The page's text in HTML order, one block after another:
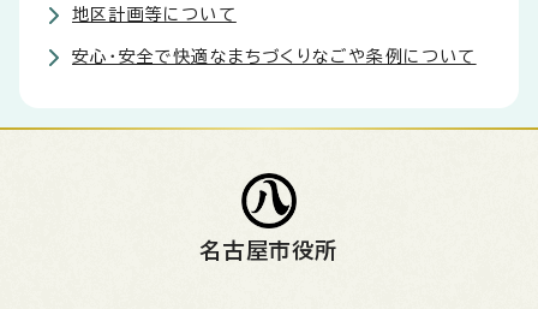
地区計画等について
安心・安全で快適なまちづくりなごや条例について
名古屋市役所